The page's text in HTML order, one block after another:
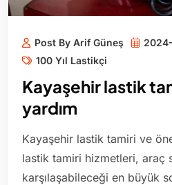
Post By Arif Güneş
100 Yıl Lastikçi
Kayaşehir lastik
yardım
Kayaşehir lastik tamiri ve
lastik tamiri hizmetleri, araç
karşılaşabileceği en büyük